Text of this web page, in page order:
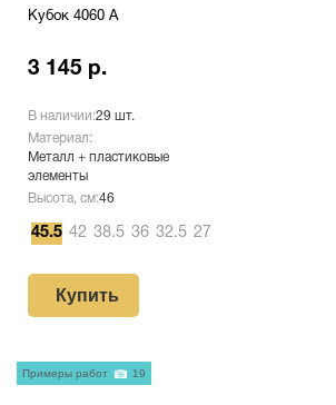
Кубок 4060 A
3 145 р.
В наличии:29 шт.
Материал:
Металл + пластиковые
элементы
Высота, см:46
45.5 42 38.5 36 32.5 27
Купить
Примеры работ 19